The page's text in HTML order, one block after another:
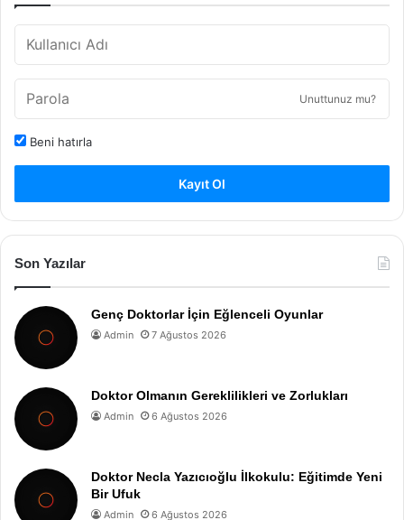
Unuttunuz mu?
Beni hatırla
Kayıt Ol
Son Yazılar
Genç Doktorlar İçin Eğlenceli Oyunlar
Admin 7 Ağustos 2026
Doktor Olmanın Gereklilikleri ve Zorlukları
Admin 6 Ağustos 2026
Doktor Necla Yazıcıoğlu İlkokulu: Eğitimde Yeni
Bir Ufuk
Admin 6 Ağustos 2026